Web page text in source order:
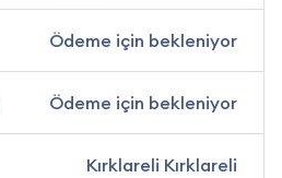
Ödeme için bekleniyor
Ödeme için bekleniyor
Kırklareli Kırklareli